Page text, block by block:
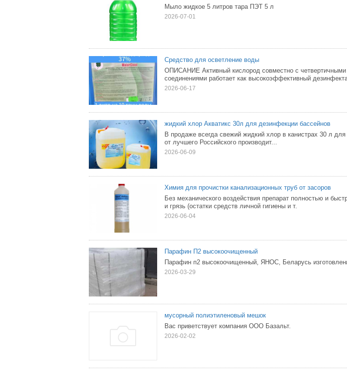
Мыло жидкое 5 литров тара ПЭТ 5 л
2026-07-01
Средство для осветление воды
ОПИСАНИЕ Активный кислород совместно с
соединениями работает как высокоэффективный
2026-06-17
жидкий хлор Акватикс 30л для дезинфекции бассейнов
В продаже всегда свежий жидкий хлор в канистрах 30 л
от лучшего Российского производит...
2026-06-09
Химия для прочистки канализационных труб от засоров
Без механического воздействия препарат полностью и
и грязь (остатки средств личной гигиены и т.
2026-06-04
Парафин П2 высокоочищенный
Парафин п2 высокоочищенный, ЯНОС, Беларусь
2026-03-29
мусорный полиэтиленовый мешок
Вас приветствует компания ООО Базальт.
2026-02-02